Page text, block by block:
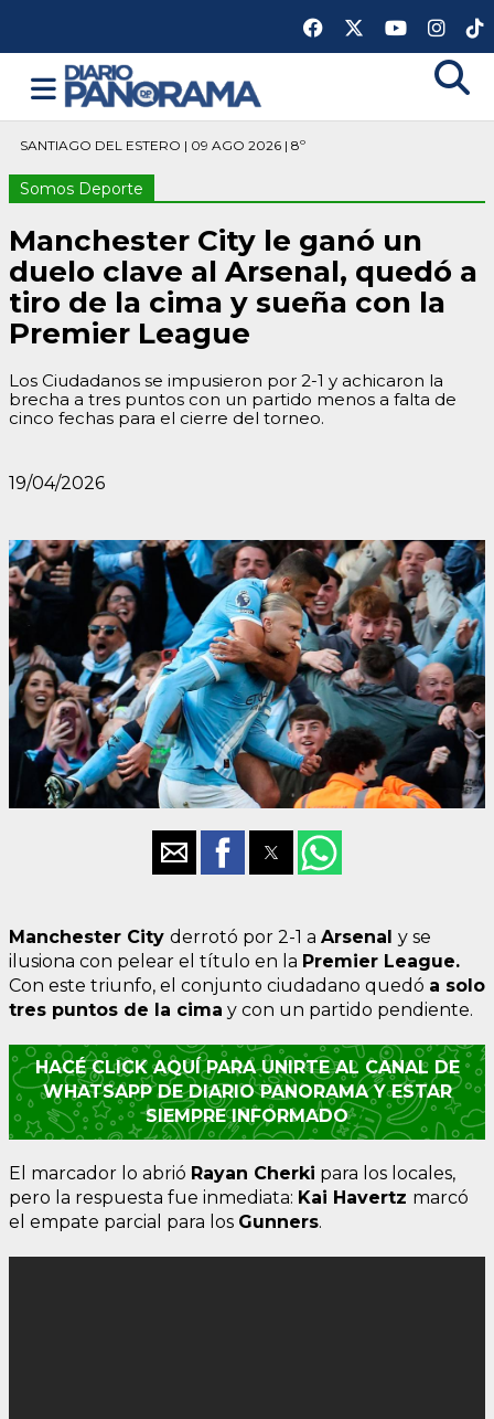
SANTIAGO DEL ESTERO | 09 AGO 2026 | 8º
Somos Deporte
Manchester City le ganó un
duelo clave al Arsenal, quedó a
tiro de la cima y sueña con la
Premier League
Los Ciudadanos se impusieron por 2-1 y achicaron la
brecha a tres puntos con un partido menos a falta de
cinco fechas para el cierre del torneo.
19/04/2026
Manchester City derrotó por 2-1 a Arsenal y se
ilusiona con pelear el título en la Premier League.
Con este triunfo, el conjunto ciudadano quedó a solo
tres puntos de la cima y con un partido pendiente.
HACÉ CLICK AQUÍ PARA UNIRTE AL CANAL DE
WHATSAPP DE DIARIO PANORAMA Y ESTAR
SIEMPRE INFORMADO
El marcador lo abrió Rayan Cherki para los locales,
pero la respuesta fue inmediata: Kai Havertz marcó
el empate parcial para los Gunners.